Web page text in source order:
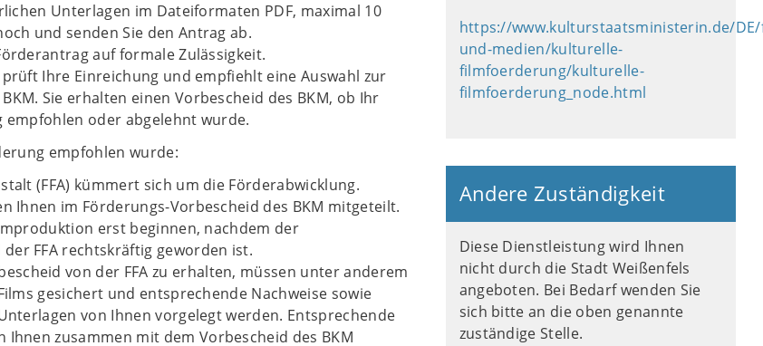
Unterlagen im Dateiformaten PDF, maximal 10
und senden Sie den Antrag ab.
auf formale Zulässigkeit.
prüft Ihre Einreichung und empfiehlt eine Auswahl zur
Sie erhalten einen Vorbescheid des BKM, ob Ihr
empfohlen oder abgelehnt wurde.
empfohlen wurde:
(FFA) kümmert sich um die Förderabwicklung.
Ihnen im Förderungs-Vorbescheid des BKM mitgeteilt.
erst beginnen, nachdem der
FFA rechtskräftig geworden ist.
von der FFA zu erhalten, müssen unter anderem
gesichert und entsprechende Nachweise sowie
von Ihnen vorgelegt werden. Entsprechende
zusammen mit dem Vorbescheid des BKM
https://www.kulturstaatsministerin.de/
und-medien/kulturelle-
filmfoerderung/kulturelle-
filmfoerderung_node.html
Andere Zuständigkeit
Diese Dienstleistung wird Ihnen
nicht durch die Stadt Weißenfels
angeboten. Bei Bedarf wenden Sie
sich bitte an die oben genannte
zuständige Stelle.